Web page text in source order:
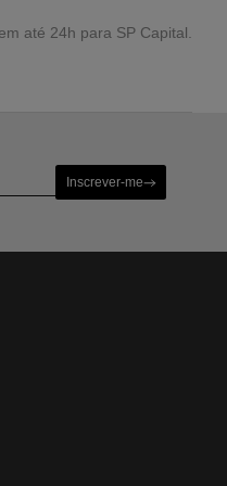
até 24h para SP Capital.
Inscrever-me